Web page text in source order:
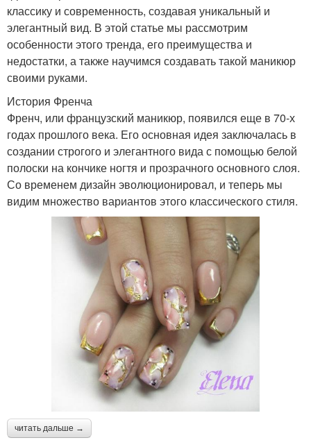
классику и современность, создавая уникальный и
элегантный вид. В этой статье мы рассмотрим
особенности этого тренда, его преимущества и
недостатки, а также научимся создавать такой маникюр
своими руками.
История Френча
Френч, или французский маникюр, появился еще в 70-х
годах прошлого века. Его основная идея заключалась в
создании строгого и элегантного вида с помощью белой
полоски на кончике ногтя и прозрачного основного слоя.
Со временем дизайн эволюционировал, и теперь мы
видим множество вариантов этого классического стиля.
читать дальше →